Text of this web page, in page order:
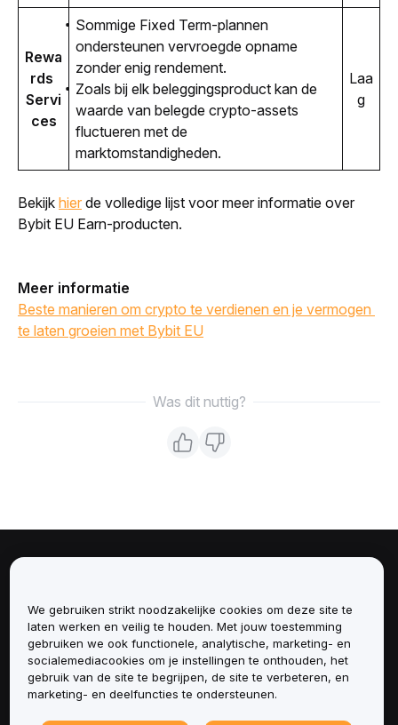
Rewa
rds
Servi
ces
Sommige Fixed Term-plannen
ondersteunen vervroegde opname
zonder enig rendement.
Zoals bij elk beleggingsproduct kan de
waarde van belegde crypto-assets
fluctueren met de
marktomstandigheden.
Laa
g
Bekijk hier de volledige lijst voor meer informatie over
Bybit EU Earn-producten.
Meer informatie
Beste manieren om crypto te verdienen en je vermogen
te laten groeien met Bybit EU
Was dit nuttig?
Diensten
Ondersteuning
Producten
We gebruiken strikt noodzakelijke cookies om deze site te
laten werken en veilig te houden. Met jouw toestemming
gebruiken we ook functionele, analytische, marketing- en
socialemediacookies om je instellingen te onthouden, het
gebruik van de site te begrijpen, de site te verbeteren, en
marketing- en deelfuncties te ondersteunen.